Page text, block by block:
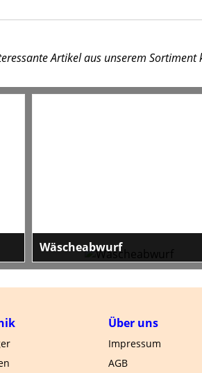
Artikel aus unserem Sortiment
Wäscheabwurf
Wäscheschacht im Baukastensystem
Montage, verspricht so eine
oder den Hauswirtschaftsraum.
Über uns
Impressum
AGB